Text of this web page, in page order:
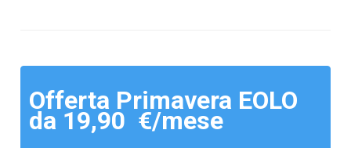
Offerta Primavera EOLO
da 19,90 €/mese